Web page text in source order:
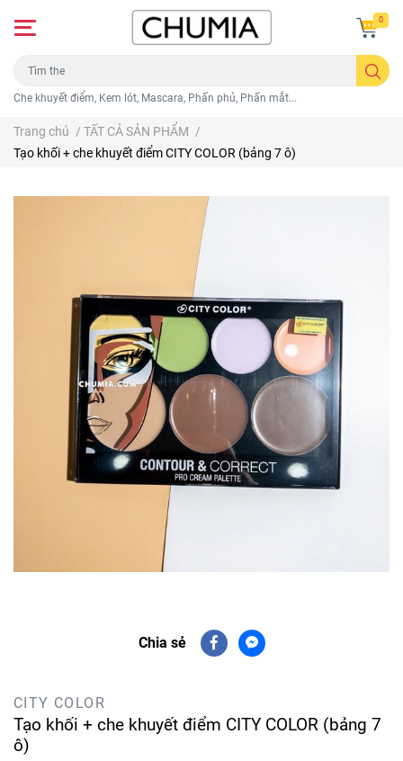
Che khuyết điểm, Kem lót, Mascara, Phấn phủ, Phấn mắt...
0
Trang chủ / TẤT CẢ SẢN PHẨM /
Tạo khối + che khuyết điểm CITY COLOR (bảng 7 ô)
Chia sẻ
CITY COLOR
Tạo khối + che khuyết điểm CITY COLOR (bảng 7
ô)